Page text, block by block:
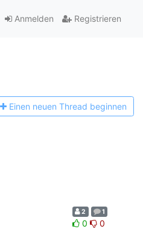
Anmelden Registrieren
Einen neuen Thread beginnen
2 1
0 0